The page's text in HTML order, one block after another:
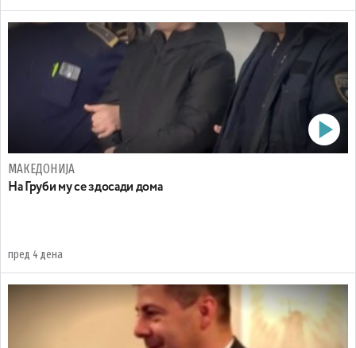
МАКЕДОНИЈА
На Груби му се здосади дома
пред 4 дена